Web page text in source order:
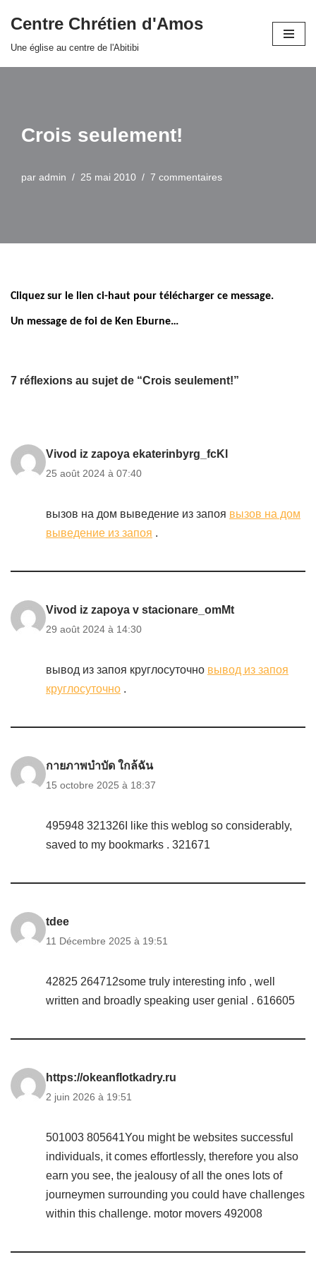
Centre Chrétien d'Amos
Une église au centre de l'Abitibi
Crois seulement!
par admin 25 mai 2010 7 commentaires
Cliquez sur le lien ci-haut pour télécharger ce message.
Un message de foi de Ken Eburne…
7 réflexions au sujet de “Crois seulement!”
Vivod iz zapoya ekaterinbyrg_fcKl
25 août 2024 à 07:40
вызов на дом выведение из запоя вызов на дом
выведение из запоя .
Vivod iz zapoya v stacionare_omMt
29 août 2024 à 14:30
вывод из запоя круглосуточно вывод из запоя
круглосуточно .
กายภาพบำบัด ใกล้ฉัน
15 octobre 2025 à 18:37
495948 321326I like this weblog so considerably,
saved to my bookmarks . 321671
tdee
11 Décembre 2025 à 19:51
42825 264712some truly interesting info , well
written and broadly speaking user genial . 616605
https://okeanflotkadry.ru
2 juin 2026 à 19:51
501003 805641You might be websites successful
individuals, it comes effortlessly, therefore you also
earn you see, the jealousy of all the ones lots of
journeymen surrounding you could have challenges
within this challenge. motor movers 492008